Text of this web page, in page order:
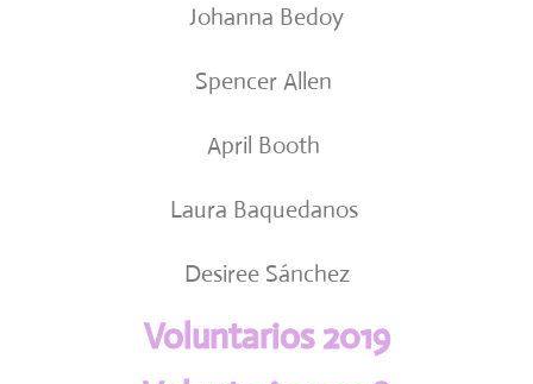
Johanna Bedoy
Spencer Allen
April Booth
Laura Baquedanos
Desiree Sánchez
Voluntarios 2019